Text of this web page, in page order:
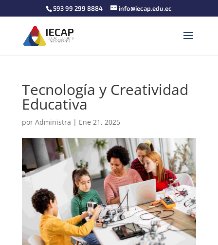
593 99 299 8884 info@iecap.edu.ec
Tecnología y Creatividad
Educativa
por Administra | Ene 21, 2025